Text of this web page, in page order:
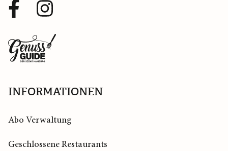
Facebook
Profil
Instagram
Zurück
zur
INFORMATIONEN
Abo Verwaltung
Geschlossene Restaurants